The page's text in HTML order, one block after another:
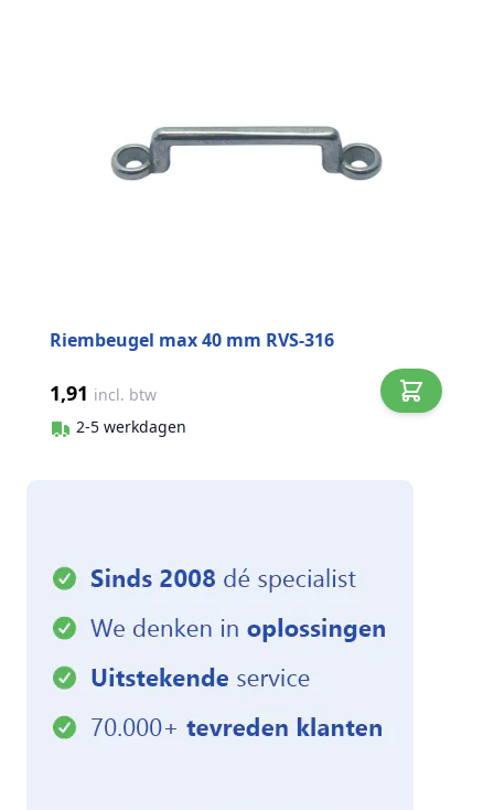
Riembeugel max 40 mm RVS-316
1,91 incl. btw
2-5 werkdagen